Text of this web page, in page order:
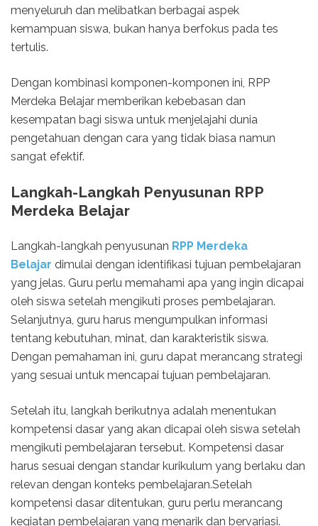
menyeluruh dan melibatkan berbagai aspek
kemampuan siswa, bukan hanya berfokus pada tes
tertulis.
Dengan kombinasi komponen-komponen ini, RPP
Merdeka Belajar memberikan kebebasan dan
kesempatan bagi siswa untuk menjelajahi dunia
pengetahuan dengan cara yang tidak biasa namun
sangat efektif.
Langkah-Langkah Penyusunan RPP
Merdeka Belajar
Langkah-langkah penyusunan RPP Merdeka
Belajar dimulai dengan identifikasi tujuan pembelajaran
yang jelas. Guru perlu memahami apa yang ingin dicapai
oleh siswa setelah mengikuti proses pembelajaran.
Selanjutnya, guru harus mengumpulkan informasi
tentang kebutuhan, minat, dan karakteristik siswa.
Dengan pemahaman ini, guru dapat merancang strategi
yang sesuai untuk mencapai tujuan pembelajaran.
Setelah itu, langkah berikutnya adalah menentukan
kompetensi dasar yang akan dicapai oleh siswa setelah
mengikuti pembelajaran tersebut. Kompetensi dasar
harus sesuai dengan standar kurikulum yang berlaku dan
relevan dengan konteks pembelajaran.Setelah
kompetensi dasar ditentukan, guru perlu merancang
kegiatan pembelajaran yang menarik dan bervariasi.